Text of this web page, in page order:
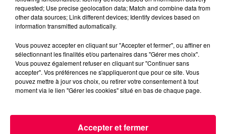
BRUNO TOUSSAINT, MAIRE DE...
Le maire de Saint-Dié-des-Vosges, Bruno Toussaint, a
dernier. Le trentenaire a été condamné hier à 8 mois...
requested; Use precise geolocation data; Match and combine data from
other data sources; Link different devices; Identify devices based on
information transmitted automatically.
Vous pouvez accepter en cliquant sur "Accepter et fermer", ou affiner en
sélectionnant les finalités et/ou partenaires dans "Gérer mes choix".
Vous pouvez également refuser en cliquant sur "Continuer sans
accepter". Vos préférences ne s'appliqueront que pour ce site. Vous
pouvez mettre à jour vos choix, ou retirer votre consentement à tout
moment via le lien "Gérer les cookies" situé en bas de chaque page.
Accepter et fermer